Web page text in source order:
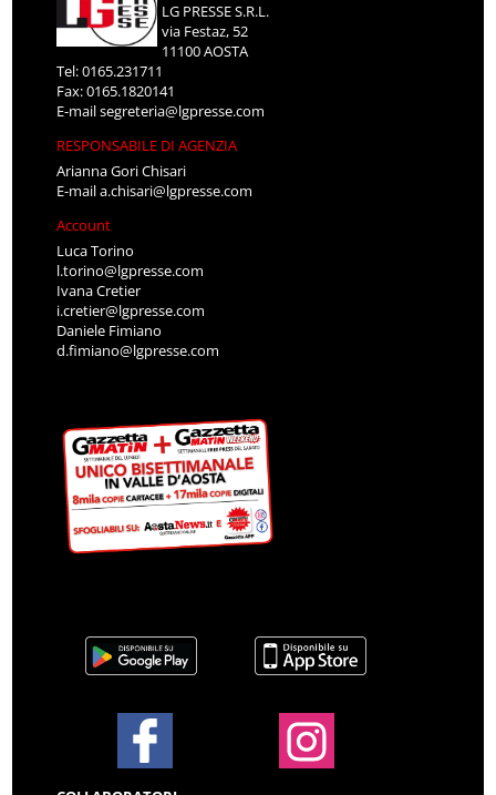
LG PRESSE S.R.L.
via Festaz, 52
11100 AOSTA
Tel: 0165.231711
Fax: 0165.1820141
E-mailsegreteria@lgpresse.com
RESPONSABILE DI AGENZIA
Arianna Gori Chisari
E-maila.chisari@lgpresse.com
Account
Luca Torino
l.torino@lgpresse.com
Ivana Cretier
i.cretier@lgpresse.com
Daniele Fimiano
d.fimiano@lgpresse.com